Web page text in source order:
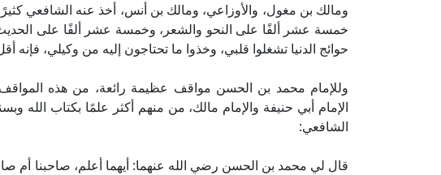
ومالك بن مغول، والأوزاعي، ومالك بن أنس، أخذ عنه الشافعي
خمسة عشر ألفًا على النحو والشعر، وخمسة عشر ألفًا على
حوائج الدنيا تشغلوا قلبي، وخذوا ما تحتاجون إليه من وكيلي، فإنه
وللإمام محمد بن الحسن مواقف عظيمة رائعة، من هذه
الإمام أبي حنيفة والإمام مالك، من منهم أكثر علمًا بكتاب الله
الشافعي:
قال لي محمد بن الحسن رضي الله عنهما: أيهما أعلم، صاحبنا أم